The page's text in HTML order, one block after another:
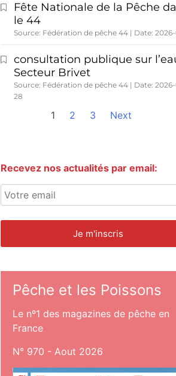
Fête Nationale de la Pêche
le 44
Source: Fédération de pêche 44 Date:
consultation publique sur
Secteur Brivet
Source: Fédération de pêche 44
Date:
28
1 2 3 Next
Recevez nos actualités par email:
Pêche et les Poissons
Le nº1 des magazines de pêche en
France
N° 970 - Aout 2026